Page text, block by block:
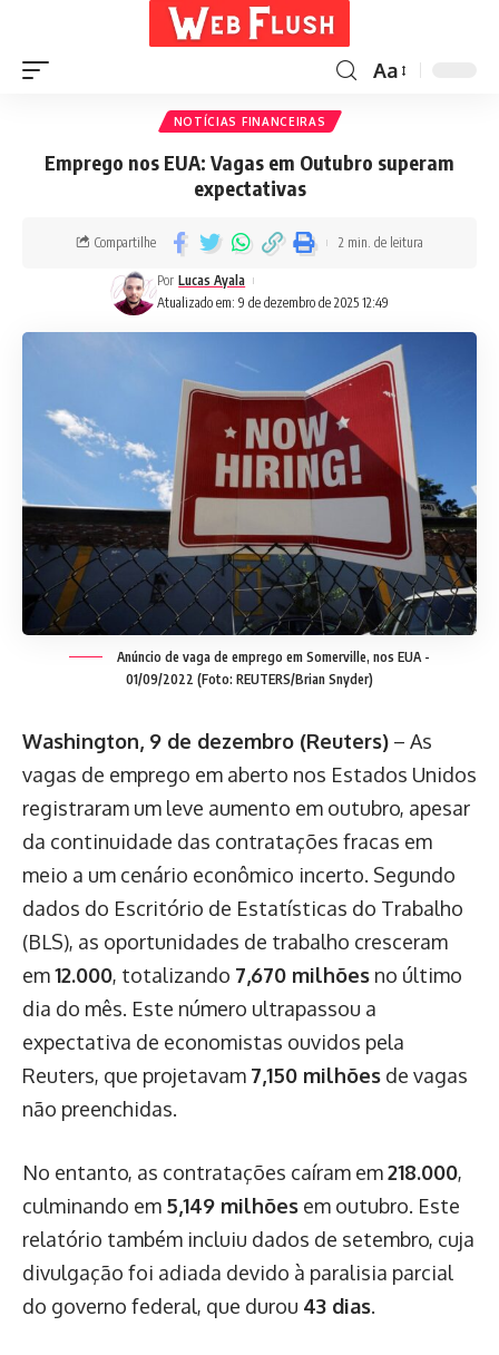
Aa
NOTÍCIAS FINANCEIRAS
Emprego nos EUA: Vagas em Outubro superam
expectativas
Atualizado em: 9 de dezembro de 2025 12:49
Por Lucas Ayala
Compartilhe 2 min. de leitura
Anúncio de vaga de emprego em Somerville, nos EUA -
01/09/2022 (Foto: REUTERS/Brian Snyder)
Washington, 9 de dezembro (Reuters) – As
vagas de emprego em aberto nos Estados Unidos
registraram um leve aumento em outubro, apesar
da continuidade das contratações fracas em
meio a um cenário econômico incerto. Segundo
dados do Escritório de Estatísticas do Trabalho
(BLS), as oportunidades de trabalho cresceram
em12.000, totalizando 7,670 milhões no último
dia do mês. Este número ultrapassou a
expectativa de economistas ouvidos pela
Reuters, que projetavam 7,150 milhões de vagas
não preenchidas.
No entanto, as contratações caíram em218.000,
culminando em 5,149 milhões em outubro. Este
relatório também incluiu dados de setembro, cuja
divulgação foi adiada devido à paralisia parcial
do governo federal, que durou 43 dias.